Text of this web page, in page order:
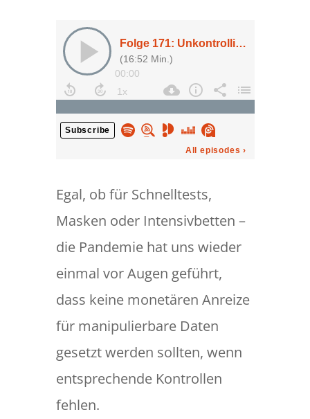
Egal, ob für Schnelltests,
Masken oder Intensivbetten –
die Pandemie hat uns wieder
einmal vor Augen geführt,
dass keine monetären Anreize
für manipulierbare Daten
gesetzt werden sollten, wenn
entsprechende Kontrollen
fehlen.